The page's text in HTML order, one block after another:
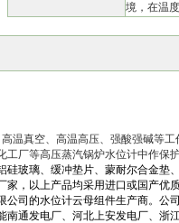
境，在温
温真空、高温高压、强酸强碱等
厂等高压蒸汽锅炉水位计中作保
玻璃、缓冲垫片、蒙耐尔合金垫
家，以上产品均采用进口或国产优
司的水位计云母组件生产商。公
南通发电厂、河北上安发电厂、浙